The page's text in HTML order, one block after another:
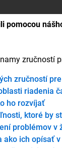
pomocou
zručností
zručností
riadenia
ho rozvíjať
ktoré by
problémov v
ako ich opísať